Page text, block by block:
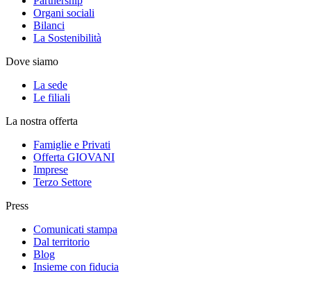
Organi sociali
Bilanci
La Sostenibilità
Dove siamo
La sede
Le filiali
La nostra offerta
Famiglie e Privati
Offerta GIOVANI
Imprese
Terzo Settore
Press
Comunicati stampa
Dal territorio
Blog
Insieme con fiducia